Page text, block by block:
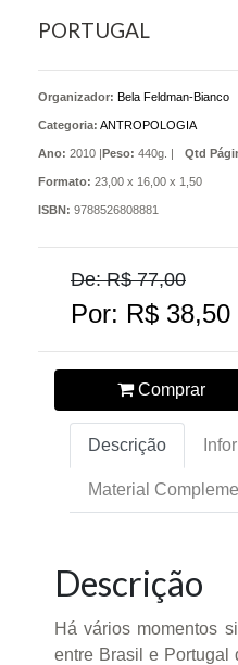
PORTUGAL
Organizador: Bela Feldman-Bianco
Categoria: ANTROPOLOGIA
Ano: 2010 |Peso: 440g. | Qtd
Formato: 23,00 x 16,00 x 1,50
ISBN: 9788526808881
De: R$ 77,00
Por: R$ 38,50
Comprar
Descrição
Material
Descrição
Há vários momentos
entre Brasil e Portugal